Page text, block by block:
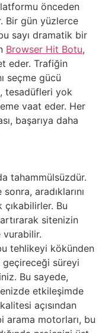
önceden
Bir gün yüzlerce
sayı dramatik bir
Browser Hit Botu,
eder. Trafiğin
seçme gücü
tesadüfleri yok
vaat eder. Her
başarıya daha
tahammülsüzdür.
aradıklarını
Bu
sitenizin
tehlikeyi kökünden
geçireceği süreyi
Bu sayede,
etkileşimde
açısından
motorları, bu